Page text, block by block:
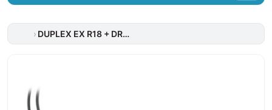
DUPLEX EX R18 + DRsat